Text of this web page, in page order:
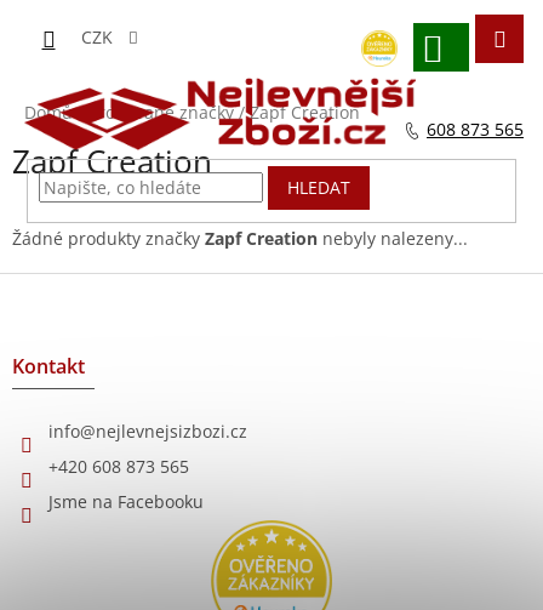
obsah
CZK
HLEDAT
NÁKUPNÍ
Domů / Prodávané značky / Zapf Creation
Zapf Creation
Žádné produkty značky Zapf Creation nebyly nalezeny...
Z
Kontakt
info@nejlevnejsizbozi.cz
+420 608 873 565
Jsme na Facebooku
608 873 565